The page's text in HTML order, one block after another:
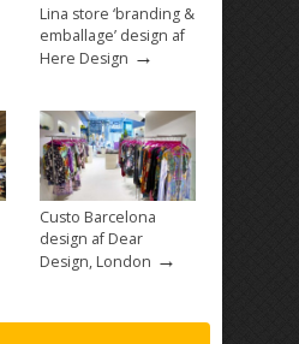
Lina store ‘branding &
emballage’ design af
Here Design →
Custo Barcelona
design af Dear
Design, London →